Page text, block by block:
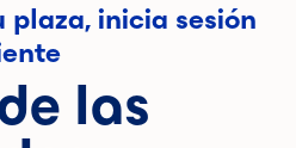
inicia sesión
las